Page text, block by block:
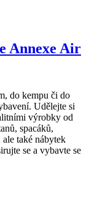
Annexe Air
do kempu či do
Udělejte si
výrobky od
spacáků,
také nábytek
se a vybavte se